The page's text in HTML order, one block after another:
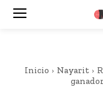
Inicio Nayarit